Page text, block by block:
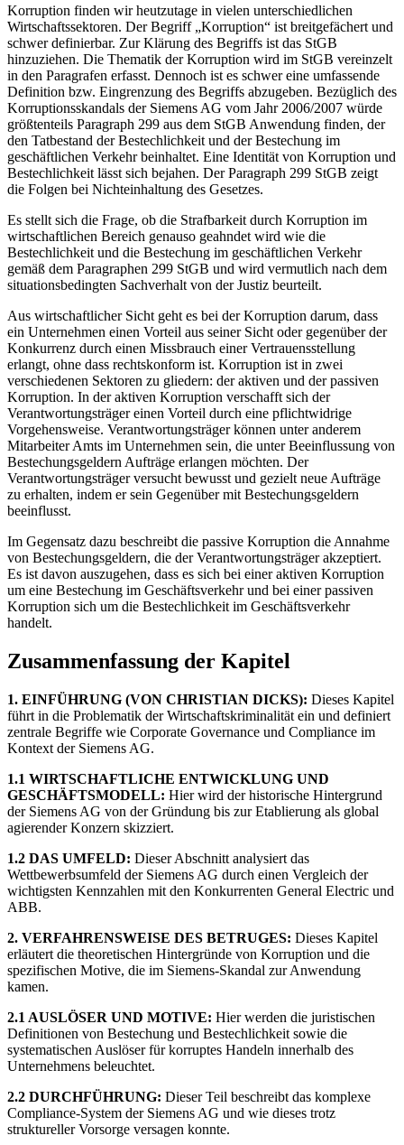
Korruption finden wir heutzutage in vielen unterschiedlichen
Wirtschaftssektoren. Der Begriff „Korruption“ ist breitgefächert und
schwer definierbar. Zur Klärung des Begriffs ist das StGB
hinzuziehen. Die Thematik der Korruption wird im StGB vereinzelt
in den Paragrafen erfasst. Dennoch ist es schwer eine umfassende
Definition bzw. Eingrenzung des Begriffs abzugeben. Bezüglich des
Korruptionsskandals der Siemens AG vom Jahr 2006/2007 würde
größtenteils Paragraph 299 aus dem StGB Anwendung finden, der
den Tatbestand der Bestechlichkeit und der Bestechung im
geschäftlichen Verkehr beinhaltet. Eine Identität von Korruption und
Bestechlichkeit lässt sich bejahen. Der Paragraph 299 StGB zeigt
die Folgen bei Nichteinhaltung des Gesetzes.
Es stellt sich die Frage, ob die Strafbarkeit durch Korruption im
wirtschaftlichen Bereich genauso geahndet wird wie die
Bestechlichkeit und die Bestechung im geschäftlichen Verkehr
gemäß dem Paragraphen 299 StGB und wird vermutlich nach dem
situationsbedingten Sachverhalt von der Justiz beurteilt.
Aus wirtschaftlicher Sicht geht es bei der Korruption darum, dass
ein Unternehmen einen Vorteil aus seiner Sicht oder gegenüber der
Konkurrenz durch einen Missbrauch einer Vertrauensstellung
erlangt, ohne dass rechtskonform ist. Korruption ist in zwei
verschiedenen Sektoren zu gliedern: der aktiven und der passiven
Korruption. In der aktiven Korruption verschafft sich der
Verantwortungsträger einen Vorteil durch eine pflichtwidrige
Vorgehensweise. Verantwortungsträger können unter anderem
Mitarbeiter Amts im Unternehmen sein, die unter Beeinflussung von
Bestechungsgeldern Aufträge erlangen möchten. Der
Verantwortungsträger versucht bewusst und gezielt neue Aufträge
zu erhalten, indem er sein Gegenüber mit Bestechungsgeldern
beeinflusst.
Im Gegensatz dazu beschreibt die passive Korruption die Annahme
von Bestechungsgeldern, die der Verantwortungsträger akzeptiert.
Es ist davon auszugehen, dass es sich bei einer aktiven Korruption
um eine Bestechung im Geschäftsverkehr und bei einer passiven
Korruption sich um die Bestechlichkeit im Geschäftsverkehr
handelt.
Zusammenfassung der Kapitel
1. EINFÜHRUNG (VON CHRISTIAN DICKS): Dieses Kapitel
führt in die Problematik der Wirtschaftskriminalität ein und definiert
zentrale Begriffe wie Corporate Governance und Compliance im
Kontext der Siemens AG.
1.1 WIRTSCHAFTLICHE ENTWICKLUNG UND
GESCHÄFTSMODELL: Hier wird der historische Hintergrund
der Siemens AG von der Gründung bis zur Etablierung als global
agierender Konzern skizziert.
1.2 DAS UMFELD: Dieser Abschnitt analysiert das
Wettbewerbsumfeld der Siemens AG durch einen Vergleich der
wichtigsten Kennzahlen mit den Konkurrenten General Electric und
ABB.
2. VERFAHRENSWEISE DES BETRUGES: Dieses Kapitel
erläutert die theoretischen Hintergründe von Korruption und die
spezifischen Motive, die im Siemens-Skandal zur Anwendung
kamen.
2.1 AUSLÖSER UND MOTIVE: Hier werden die juristischen
Definitionen von Bestechung und Bestechlichkeit sowie die
systematischen Auslöser für korruptes Handeln innerhalb des
Unternehmens beleuchtet.
2.2 DURCHFÜHRUNG: Dieser Teil beschreibt das komplexe
Compliance-System der Siemens AG und wie dieses trotz
struktureller Vorsorge versagen konnte.